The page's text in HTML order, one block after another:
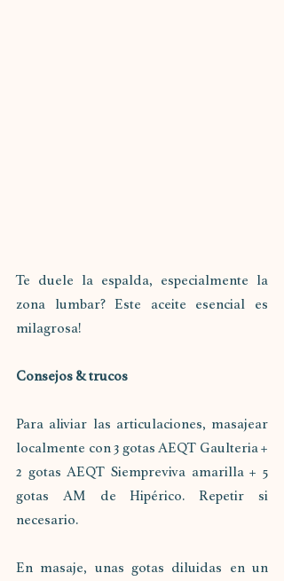
Te duele la espalda, especialmente la
zona lumbar? Este aceite esencial es
milagrosa!
Consejos & trucos
Para aliviar las articulaciones, masajear
localmente con 3 gotas AEQT Gaulteria +
2 gotas AEQT Siempreviva amarilla + 5
gotas AM de Hipérico. Repetir si
necesario.
En masaje, unas gotas diluidas en un